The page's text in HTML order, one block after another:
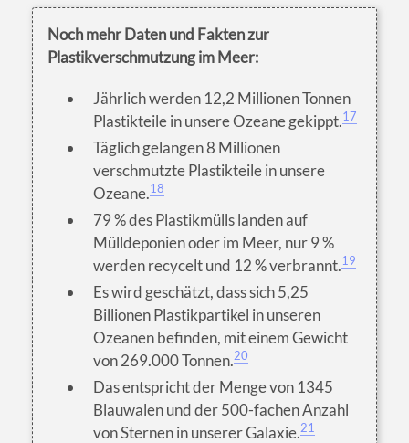
Noch mehr Daten und Fakten zur
Plastikverschmutzung im Meer:
Jährlich werden 12,2 Millionen Tonnen
Plastikteile in unsere Ozeane gekippt.17
Täglich gelangen 8 Millionen
verschmutzte Plastikteile in unsere
Ozeane.18
79 % des Plastikmülls landen auf
Mülldeponien oder im Meer, nur 9 %
werden recycelt und 12 % verbrannt.19
Es wird geschätzt, dass sich 5,25
Billionen Plastikpartikel in unseren
Ozeanen befinden, mit einem Gewicht
von 269.000 Tonnen.20
Das entspricht der Menge von 1345
Blauwalen und der 500-fachen Anzahl
von Sternen in unserer Galaxie.21